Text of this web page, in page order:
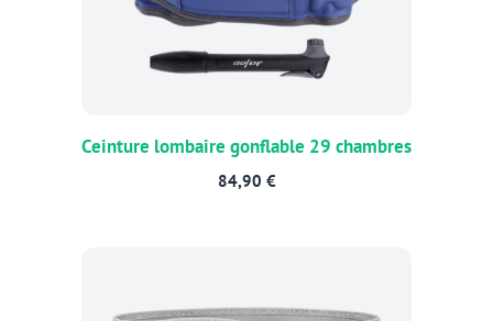
Ceinture lombaire gonflable 29 chambres
84,90 €